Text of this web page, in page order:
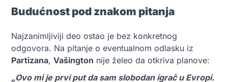
Budućnost pod znakom pitanja
Najzanimljiviji deo ostao je bez konkretnog
odgovora. Na pitanje o eventualnom odlasku iz
Partizana, Vašington nije želeo da otkriva planove:
„Ovo mi je prvi put da sam slobodan igrač u Evropi.